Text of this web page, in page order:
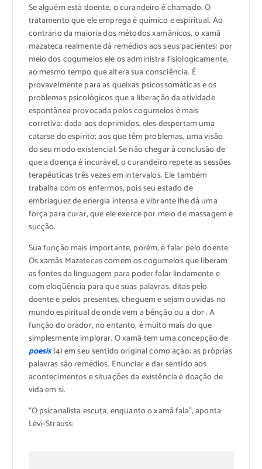
Se alguém está doente, o curandeiro é chamado. O
tratamento que ele emprega é químico e espiritual. Ao
contrário da maioria dos métodos xamânicos, o xamã
mazateca realmente dá remédios aos seus pacientes: por
meio dos cogumelos ele os administra fisiologicamente,
ao mesmo tempo que altera sua consciência. É
provavelmente para as queixas psicossomáticas e os
problemas psicológicos que a liberação da atividade
espontânea provocada pelos cogumelos é mais
corretiva: dada aos deprimidos, eles despertam uma
catarse do espírito; aos que têm problemas, uma visão
do seu modo existencial. Se não chegar à conclusão de
que a doença é incurável, o curandeiro repete as sessões
terapêuticas três vezes em intervalos. Ele também
trabalha com os enfermos, pois seu estado de
embriaguez de energia intensa e vibrante lhe dá uma
força para curar, que ele exerce por meio de massagem e
sucção.
Sua função mais importante, porém, é falar pelo doente.
Os xamãs Mazatecas comem os cogumelos que liberam
as fontes da linguagem para poder falar lindamente e
com eloqüência para que suas palavras, ditas pelo
doente e pelos presentes, cheguem e sejam ouvidas no
mundo espiritual de onde vem a bênção ou a dor . A
função do orador, no entanto, é muito mais do que
simplesmente implorar. O xamã tem uma concepção de
poesis(4) em seu sentido original como ação: as próprias
palavras são remédios. Enunciar e dar sentido aos
acontecimentos e situações da existência é doação de
vida em si.
“O psicanalista escuta, enquanto o xamã fala”, aponta
Lévi-Strauss: